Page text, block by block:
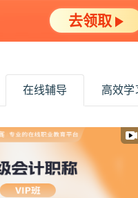
去领取
在线辅导 高效学